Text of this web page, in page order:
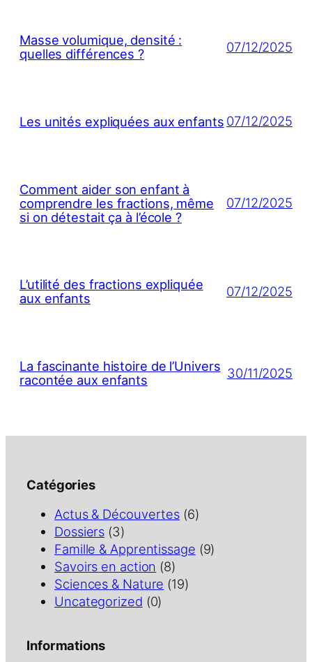
Masse volumique, densité :
quelles différences ?
07/12/2025
Les unités expliquées aux enfants 07/12/2025
Comment aider son enfant à
comprendre les fractions, même
si on détestait ça à l’école ?
07/12/2025
L’utilité des fractions expliquée
aux enfants
07/12/2025
La fascinante histoire de l’Univers
racontée aux enfants
30/11/2025
Catégories
Actus & Découvertes (6)
Dossiers (3)
Famille & Apprentissage (9)
Savoirs en action (8)
Sciences & Nature (19)
Uncategorized (0)
Informations